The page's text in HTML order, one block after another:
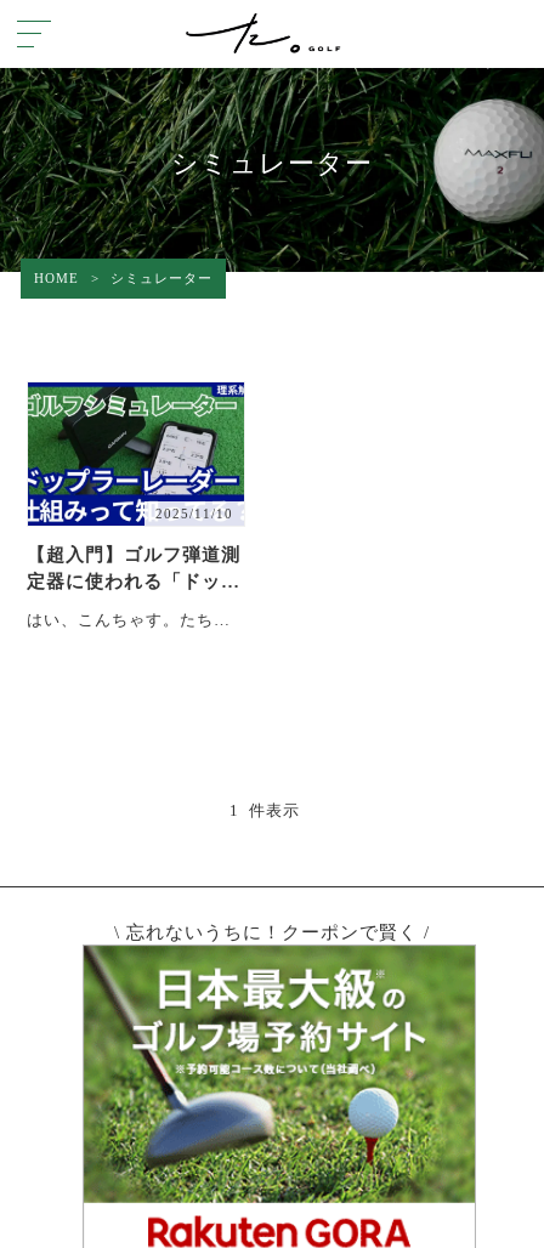
シミュレーター
HOME > シミュレーター
2025/11/10
【超入門】ゴルフ弾道測
定器に使われる「ドップ
をわかりやすく解説
はい、こんちゃす。たちと
1 件表示
\ 忘れないうちに！クーポンで賢く /